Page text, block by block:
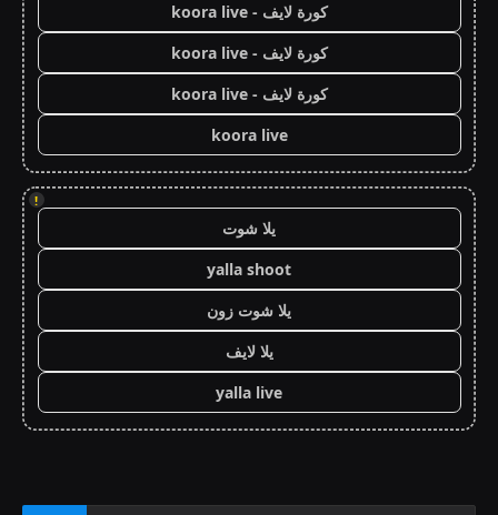
كورة لايف - koora live
كورة لايف - koora live
كورة لايف - koora live
koora live
!
يلا شوت
yalla shoot
يلا شوت زون
يلا لايف
yalla live